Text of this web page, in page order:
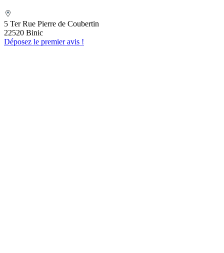
5 Ter Rue Pierre de Coubertin
22520 Binic
Déposez le premier avis !